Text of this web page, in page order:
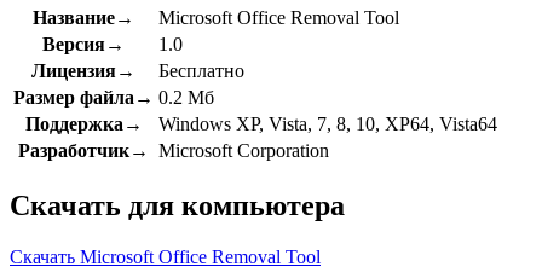
Название→
Microsoft Office Removal Tool
Версия→
1.0
Лицензия→
Бесплатно
Размер файла→ 0.2 Мб
Поддержка→
Windows XP, Vista, 7, 8, 10, XP64, Vista64
Разработчик→
Microsoft Corporation
Скачать для компьютера
Скачать Microsoft Office Removal Tool